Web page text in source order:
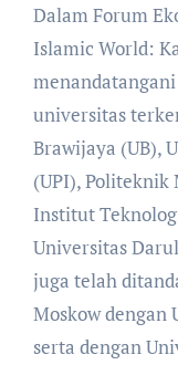
Dalam Forum
Islamic World:
universitas
Brawijaya (UB),
(UPI), Politeknik
Institut
Universitas
juga telah
Moskow dengan
serta dengan